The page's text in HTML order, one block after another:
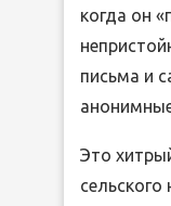
когда он
письма и
Это